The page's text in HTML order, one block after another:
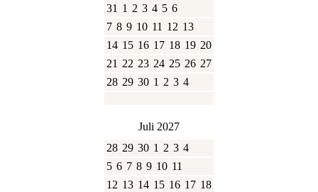
31 1 2 3 4 5 6
7 8 9 10 11 12 13
14 15 16 17 18 19 20
21 22 23 24 25 26 27
28 29 30 1 2 3 4
Juli 2027
28 29 30 1 2 3 4
5 6 7 8 9 10 11
12 13 14 15 16 17 18